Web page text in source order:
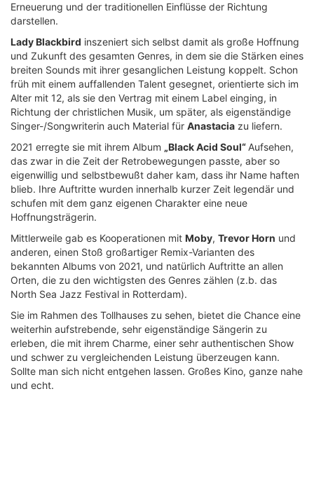
Erneuerung und der traditionellen Einflüsse der Richtung
darstellen.
Lady Blackbird inszeniert sich selbst damit als große Hoffnung
und Zukunft des gesamten Genres, in dem sie die Stärken eines
breiten Sounds mit ihrer gesanglichen Leistung koppelt. Schon
früh mit einem auffallenden Talent gesegnet, orientierte sich im
Alter mit 12, als sie den Vertrag mit einem Label einging, in
Richtung der christlichen Musik, um später, als eigenständige
Singer-/Songwriterin auch Material für Anastacia zu liefern.
2021 erregte sie mit ihrem Album „Black Acid Soul“ Aufsehen,
das zwar in die Zeit der Retrobewegungen passte, aber so
eigenwillig und selbstbewußt daher kam, dass ihr Name haften
blieb. Ihre Auftritte wurden innerhalb kurzer Zeit legendär und
schufen mit dem ganz eigenen Charakter eine neue
Hoffnungsträgerin.
Mittlerweile gab es Kooperationen mit Moby, Trevor Horn und
anderen, einen Stoß großartiger Remix-Varianten des
bekannten Albums von 2021, und natürlich Auftritte an allen
Orten, die zu den wichtigsten des Genres zählen (z.b. das
North Sea Jazz Festival in Rotterdam).
Sie im Rahmen des Tollhauses zu sehen, bietet die Chance eine
weiterhin aufstrebende, sehr eigenständige Sängerin zu
erleben, die mit ihrem Charme, einer sehr authentischen Show
und schwer zu vergleichenden Leistung überzeugen kann.
Sollte man sich nicht entgehen lassen. Großes Kino, ganze nahe
und echt.